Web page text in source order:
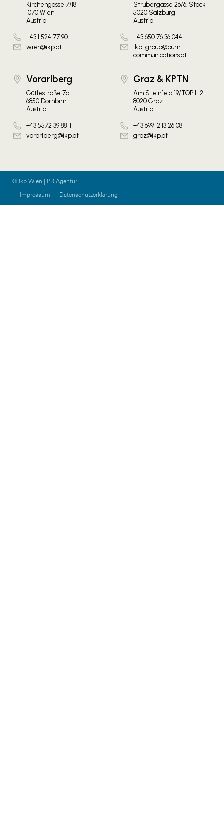
Kirchengasse 7/18
1070 Wien
Austria
+43 1 524 77 90
wien@ikp.at
Strubergasse 26/6. Stock
5020 Salzburg
Austria
+43 650 76 36 044
ikp-group@burn-
communications.at
Vorarlberg
Gütlestraße 7a
6850 Dornbirn
Austria
+43 5572 39 88 11
vorarlberg@ikp.at
Graz & KPTN
Am Steinfeld 19/TOP 1+2
8020 Graz
Austria
+43 699 12 13 26 08
graz@ikp.at
© ikp Wien | PR Agentur
Impressum
Datenschutzerklärung